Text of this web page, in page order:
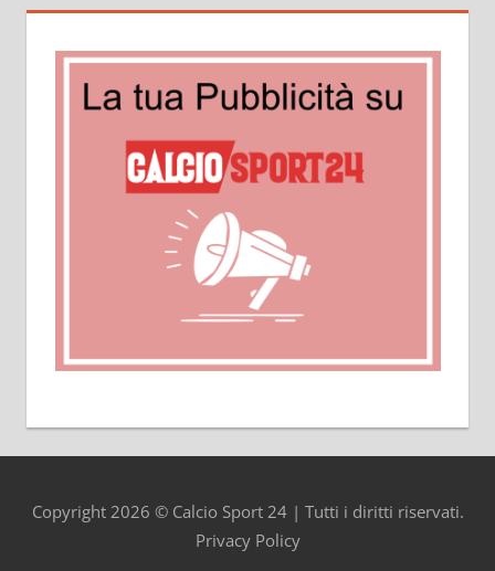
Copyright 2026 © Calcio Sport 24 | Tutti i diritti riservati.
Privacy Policy